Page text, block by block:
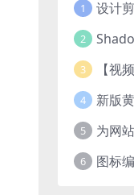
1
2
3
4
5
6 图标